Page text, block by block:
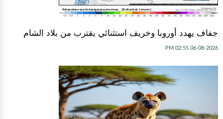
جفاف يهدد أوروبا وخريف استثنائي يقترب من بلاد الشام
06-08-2026 02:55 PM